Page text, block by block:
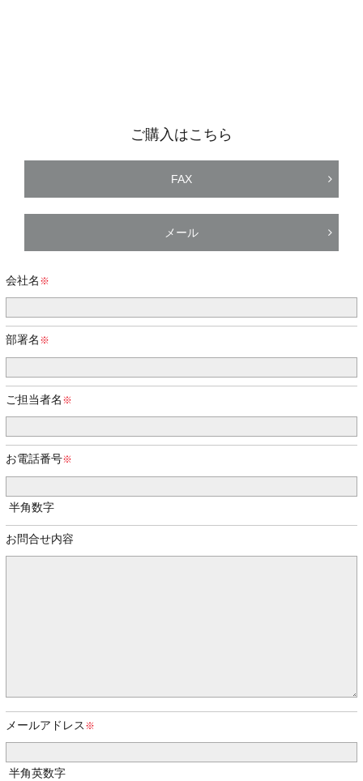
ご購入はこちら
FAX
メール
会社名
部署名
ご担当者名
お電話番号
半角数字
お問合せ内容
メールアドレス
半角英数字